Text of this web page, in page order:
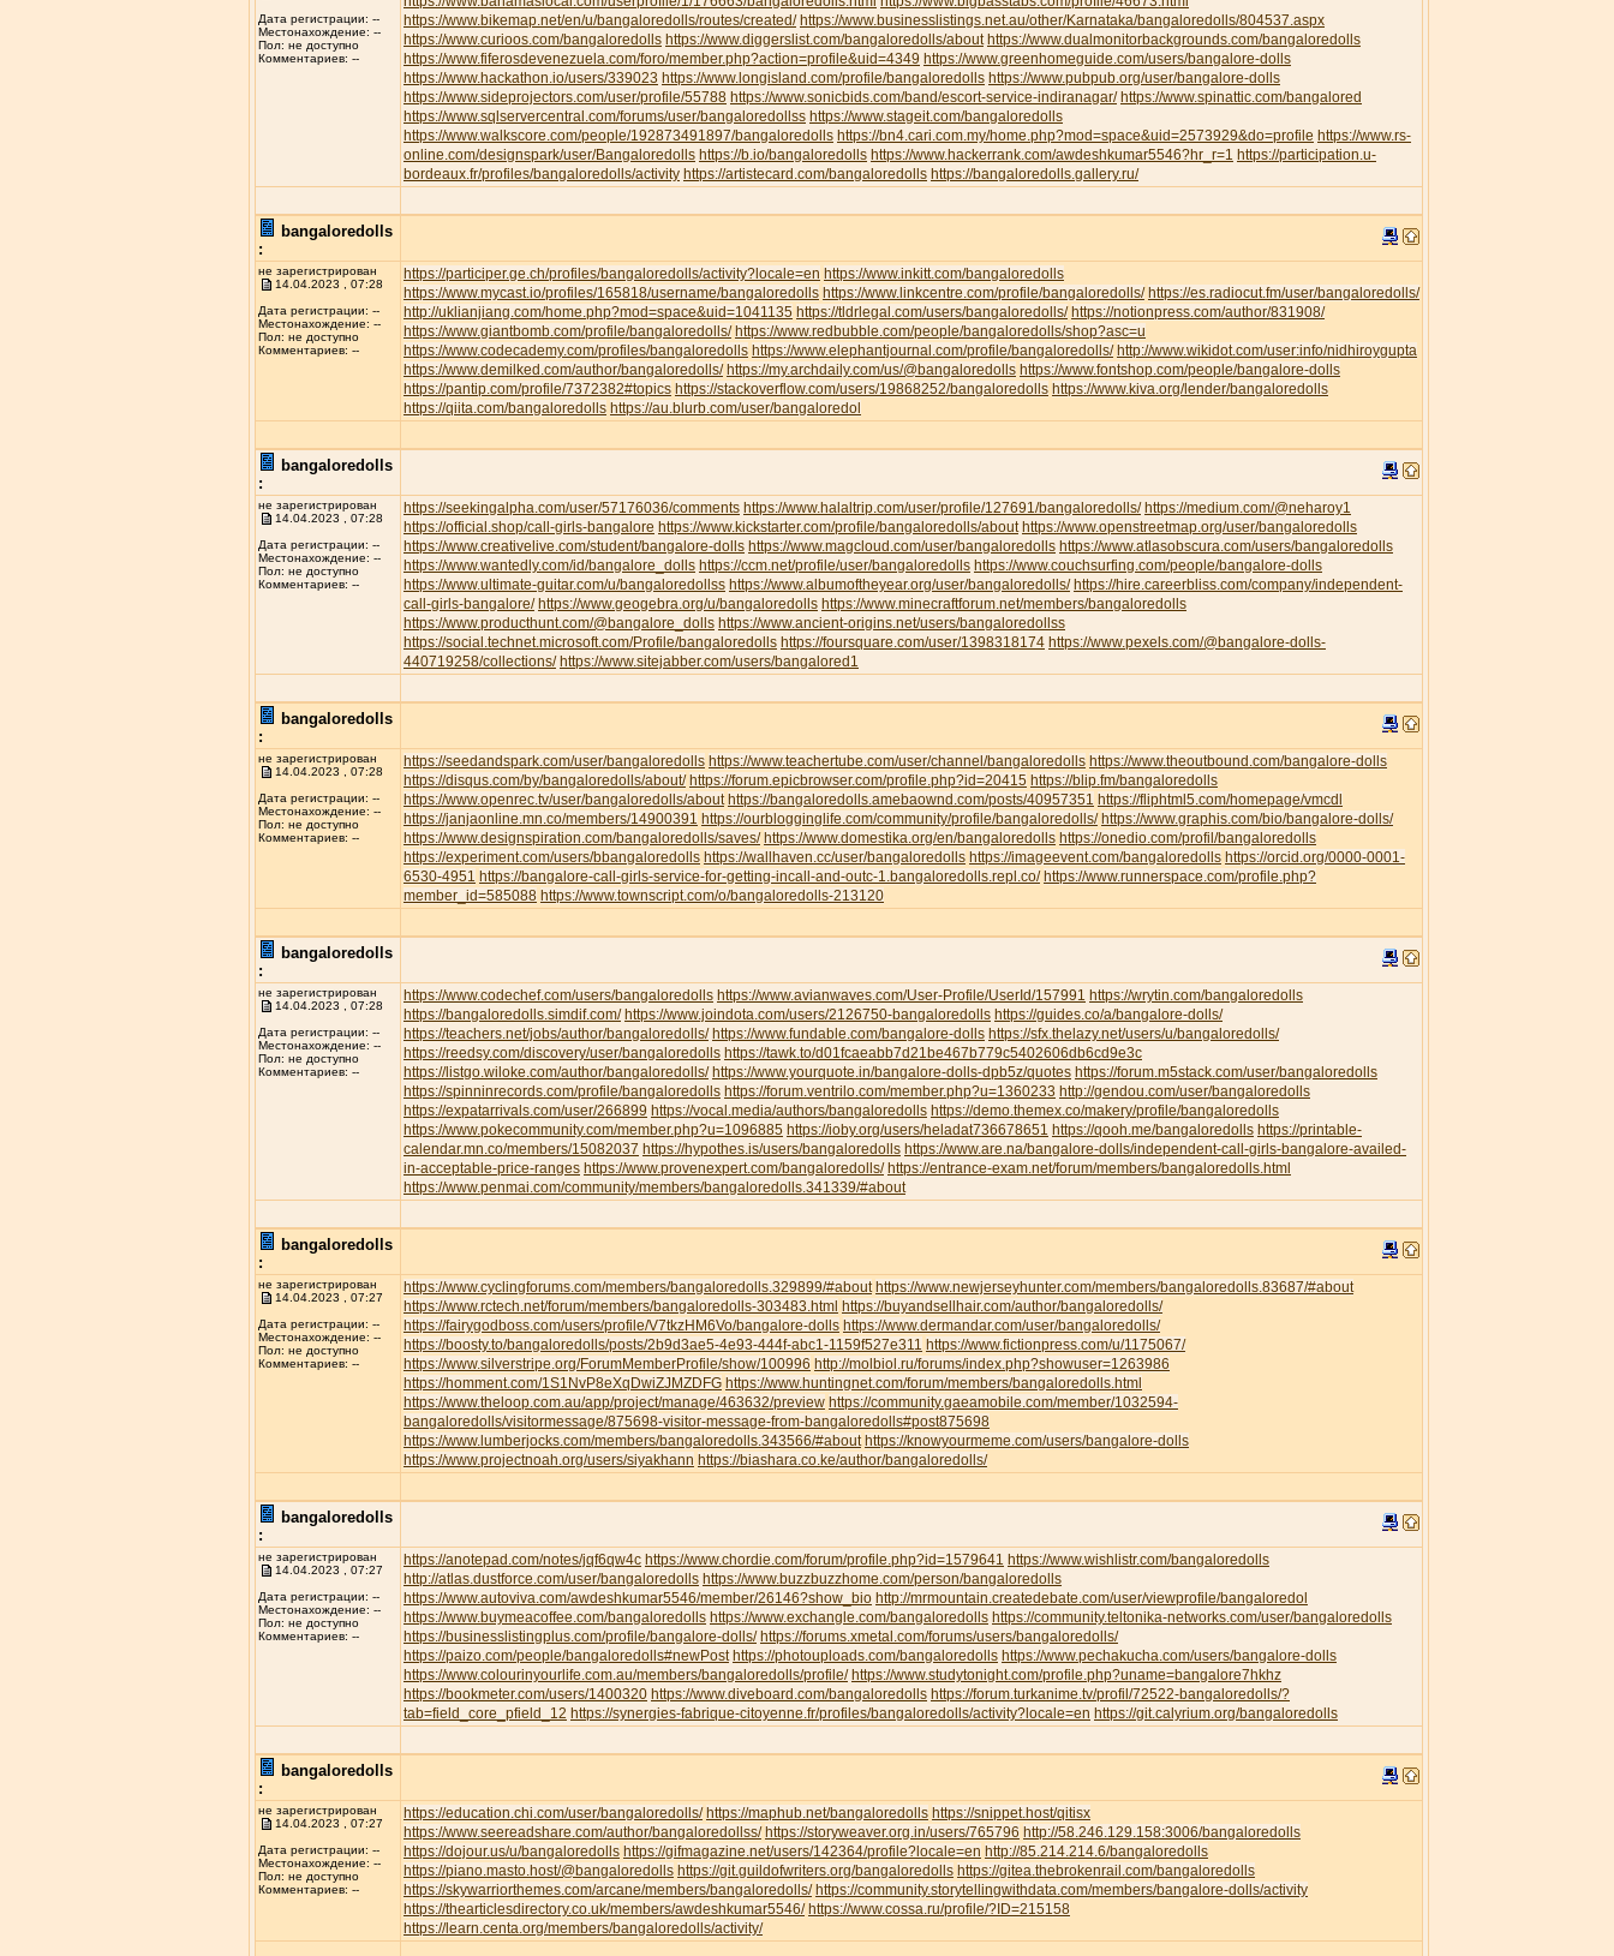
Дата регистрации: --
Местонахождение: --
Пол: не доступно
Комментариев: --
https://www.bikemap.net/en/u/bangaloredolls/routes/created/ https://www.businesslistings.net.au/other/Karnataka/bangaloredolls/804537.aspx
https://www.curioos.com/bangaloredolls https://www.diggerslist.com/bangaloredolls/about https://www.dualmonitorbackgrounds.com/bangaloredolls
https://www.fiferosdevenezuela.com/foro/member.php?action=profile&uid=4349 https://www.greenhomeguide.com/users/bangalore-dolls
https://www.hackathon.io/users/339023 https://www.longisland.com/profile/bangaloredolls https://www.pubpub.org/user/bangalore-dolls
https://www.sideprojectors.com/user/profile/55788 https://www.sonicbids.com/band/escort-service-indiranagar/ https://www.spinattic.com/bangalored
https://www.sqlservercentral.com/forums/user/bangaloredollss https://www.stageit.com/bangaloredolls
https://www.walkscore.com/people/192873491897/bangaloredolls https://bn4.cari.com.my/home.php?mod=space&uid=2573929&do=profile https://www.rs-
online.com/designspark/user/Bangaloredolls https://b.io/bangaloredolls https://www.hackerrank.com/awdeshkumar5546?hr_r=1 https://participation.u-
bordeaux.fr/profiles/bangaloredolls/activity https://artistecard.com/bangaloredolls https://bangaloredolls.gallery.ru/
bangaloredolls
:
не зарегистрирован
14.04.2023 , 07:28
Дата регистрации: --
Местонахождение: --
Пол: не доступно
Комментариев: --
https://participer.ge.ch/profiles/bangaloredolls/activity?locale=en https://www.inkitt.com/bangaloredolls
https://www.mycast.io/profiles/165818/username/bangaloredolls https://www.linkcentre.com/profile/bangaloredolls/ https://es.radiocut.fm/user/bangaloredolls/
http://uklianjiang.com/home.php?mod=space&uid=1041135 https://tldrlegal.com/users/bangaloredolls/ https://notionpress.com/author/831908/
https://www.giantbomb.com/profile/bangaloredolls/ https://www.redbubble.com/people/bangaloredolls/shop?asc=u
https://www.codecademy.com/profiles/bangaloredolls https://www.elephantjournal.com/profile/bangaloredolls/ http://www.wikidot.com/user:info/nidhiroygupta
https://www.demilked.com/author/bangaloredolls/ https://my.archdaily.com/us/@bangaloredolls https://www.fontshop.com/people/bangalore-dolls
https://pantip.com/profile/7372382#topics https://stackoverflow.com/users/19868252/bangaloredolls https://www.kiva.org/lender/bangaloredolls
https://qiita.com/bangaloredolls https://au.blurb.com/user/bangaloredol
bangaloredolls
:
не зарегистрирован
14.04.2023 , 07:28
Дата регистрации: --
Местонахождение: --
Пол: не доступно
Комментариев: --
https://seekingalpha.com/user/57176036/comments https://www.halaltrip.com/user/profile/127691/bangaloredolls/ https://medium.com/@neharoy1
https://official.shop/call-girls-bangalore https://www.kickstarter.com/profile/bangaloredolls/about https://www.openstreetmap.org/user/bangaloredolls
https://www.creativelive.com/student/bangalore-dolls https://www.magcloud.com/user/bangaloredolls https://www.atlasobscura.com/users/bangaloredolls
https://www.wantedly.com/id/bangalore_dolls https://ccm.net/profile/user/bangaloredolls https://www.couchsurfing.com/people/bangalore-dolls
https://www.ultimate-guitar.com/u/bangaloredollss https://www.albumoftheyear.org/user/bangaloredolls/ https://hire.careerbliss.com/company/independent-
call-girls-bangalore/ https://www.geogebra.org/u/bangaloredolls https://www.minecraftforum.net/members/bangaloredolls
https://www.producthunt.com/@bangalore_dolls https://www.ancient-origins.net/users/bangaloredollss
https://social.technet.microsoft.com/Profile/bangaloredolls https://foursquare.com/user/1398318174 https://www.pexels.com/@bangalore-dolls-
440719258/collections/ https://www.sitejabber.com/users/bangalored1
bangaloredolls
:
не зарегистрирован
14.04.2023 , 07:28
Дата регистрации: --
Местонахождение: --
Пол: не доступно
Комментариев: --
https://seedandspark.com/user/bangaloredolls https://www.teachertube.com/user/channel/bangaloredolls https://www.theoutbound.com/bangalore-dolls
https://disqus.com/by/bangaloredolls/about/ https://forum.epicbrowser.com/profile.php?id=20415 https://blip.fm/bangaloredolls
https://www.openrec.tv/user/bangaloredolls/about https://bangaloredolls.amebaownd.com/posts/40957351 https://fliphtml5.com/homepage/vmcdl
https://janjaonline.mn.co/members/14900391 https://ourblogginglife.com/community/profile/bangaloredolls/ https://www.graphis.com/bio/bangalore-dolls/
https://www.designspiration.com/bangaloredolls/saves/ https://www.domestika.org/en/bangaloredolls https://onedio.com/profil/bangaloredolls
https://experiment.com/users/bbangaloredolls https://wallhaven.cc/user/bangaloredolls https://imageevent.com/bangaloredolls https://orcid.org/0000-0001-
6530-4951 https://bangalore-call-girls-service-for-getting-incall-and-outc-1.bangaloredolls.repl.co/ https://www.runnerspace.com/profile.php?
member_id=585088 https://www.townscript.com/o/bangaloredolls-213120
bangaloredolls
:
не зарегистрирован
14.04.2023 , 07:28
Дата регистрации: --
Местонахождение: --
Пол: не доступно
Комментариев: --
https://www.codechef.com/users/bangaloredolls https://www.avianwaves.com/User-Profile/UserId/157991 https://wrytin.com/bangaloredolls
https://bangaloredolls.simdif.com/ https://www.joindota.com/users/2126750-bangaloredolls https://guides.co/a/bangalore-dolls/
https://teachers.net/jobs/author/bangaloredolls/ https://www.fundable.com/bangalore-dolls https://sfx.thelazy.net/users/u/bangaloredolls/
https://reedsy.com/discovery/user/bangaloredolls https://tawk.to/d01fcaeabb7d21be467b779c5402606db6cd9e3c
https://listgo.wiloke.com/author/bangaloredolls/ https://www.yourquote.in/bangalore-dolls-dpb5z/quotes https://forum.m5stack.com/user/bangaloredolls
https://spinninrecords.com/profile/bangaloredolls https://forum.ventrilo.com/member.php?u=1360233 http://gendou.com/user/bangaloredolls
https://expatarrivals.com/user/266899 https://vocal.media/authors/bangaloredolls https://demo.themex.co/makery/profile/bangaloredolls
https://www.pokecommunity.com/member.php?u=1096885 https://ioby.org/users/heladat736678651 https://qooh.me/bangaloredolls https://printable-
calendar.mn.co/members/15082037 https://hypothes.is/users/bangaloredolls https://www.are.na/bangalore-dolls/independent-call-girls-bangalore-availed-
in-acceptable-price-ranges https://www.provenexpert.com/bangaloredolls/ https://entrance-exam.net/forum/members/bangaloredolls.html
https://www.penmai.com/community/members/bangaloredolls.341339/#about
bangaloredolls
:
не зарегистрирован
14.04.2023 , 07:27
Дата регистрации: --
Местонахождение: --
Пол: не доступно
Комментариев: --
https://www.cyclingforums.com/members/bangaloredolls.329899/#about https://www.newjerseyhunter.com/members/bangaloredolls.83687/#about
https://www.rctech.net/forum/members/bangaloredolls-303483.html https://buyandsellhair.com/author/bangaloredolls/
https://fairygodboss.com/users/profile/V7tkzHM6Vo/bangalore-dolls https://www.dermandar.com/user/bangaloredolls/
https://boosty.to/bangaloredolls/posts/2b9d3ae5-4e93-444f-abc1-1159f527e311 https://www.fictionpress.com/u/1175067/
https://www.silverstripe.org/ForumMemberProfile/show/100996 http://molbiol.ru/forums/index.php?showuser=1263986
https://homment.com/1S1NvP8eXqDwiZJMZDFG https://www.huntingnet.com/forum/members/bangaloredolls.html
https://www.theloop.com.au/app/project/manage/463632/preview https://community.gaeamobile.com/member/1032594-
bangaloredolls/visitormessage/875698-visitor-message-from-bangaloredolls#post875698
https://www.lumberjocks.com/members/bangaloredolls.343566/#about https://knowyourmeme.com/users/bangalore-dolls
https://www.projectnoah.org/users/siyakhann https://biashara.co.ke/author/bangaloredolls/
bangaloredolls
:
не зарегистрирован
14.04.2023 , 07:27
Дата регистрации: --
Местонахождение: --
Пол: не доступно
Комментариев: --
https://anotepad.com/notes/jqf6qw4c https://www.chordie.com/forum/profile.php?id=1579641 https://www.wishlistr.com/bangaloredolls
http://atlas.dustforce.com/user/bangaloredolls https://www.buzzbuzzhome.com/person/bangaloredolls
https://www.autoviva.com/awdeshkumar5546/member/26146?show_bio http://mrmountain.createdebate.com/user/viewprofile/bangaloredol
https://www.buymeacoffee.com/bangaloredolls https://www.exchangle.com/bangaloredolls https://community.teltonika-networks.com/user/bangaloredolls
https://businesslistingplus.com/profile/bangalore-dolls/ https://forums.xmetal.com/forums/users/bangaloredolls/
https://paizo.com/people/bangaloredolls#newPost https://photouploads.com/bangaloredolls https://www.pechakucha.com/users/bangalore-dolls
https://www.colourinyourlife.com.au/members/bangaloredolls/profile/ https://www.studytonight.com/profile.php?uname=bangalore7hkhz
https://bookmeter.com/users/1400320 https://www.diveboard.com/bangaloredolls https://forum.turkanime.tv/profil/72522-bangaloredolls/?
tab=field_core_pfield_12 https://synergies-fabrique-citoyenne.fr/profiles/bangaloredolls/activity?locale=en https://git.calyrium.org/bangaloredolls
bangaloredolls
:
не зарегистрирован
14.04.2023 , 07:27
Дата регистрации: --
Местонахождение: --
Пол: не доступно
Комментариев: --
https://education.chi.com/user/bangaloredolls/ https://maphub.net/bangaloredolls https://snippet.host/qitisx
https://www.seereadshare.com/author/bangaloredollss/ https://storyweaver.org.in/users/765796 http://58.246.129.158:3006/bangaloredolls
https://dojour.us/u/bangaloredolls https://gifmagazine.net/users/142364/profile?locale=en http://85.214.214.6/bangaloredolls
https://piano.masto.host/@bangaloredolls https://git.guildofwriters.org/bangaloredolls https://gitea.thebrokenrail.com/bangaloredolls
https://skywarriorthemes.com/arcane/members/bangaloredolls/ https://community.storytellingwithdata.com/members/bangalore-dolls/activity
https://thearticlesdirectory.co.uk/members/awdeshkumar5546/ https://www.cossa.ru/profile/?ID=215158
https://learn.centa.org/members/bangaloredolls/activity/